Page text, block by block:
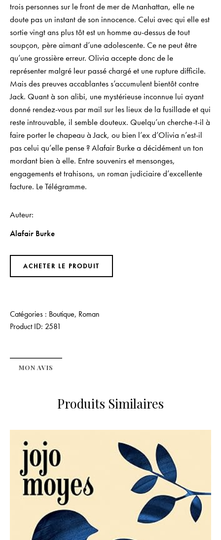
trois personnes sur le front de mer de Manhattan, elle ne
doute pas un instant de son innocence. Celui avec qui elle est
sortie vingt ans plus tôt est un homme au-dessus de tout
soupçon, père aimant d’une adolescente. Ce ne peut être
qu’une grossière erreur. Olivia accepte donc de le
représenter malgré leur passé chargé et une rupture difficile.
Mais des preuves accablantes s’accumulent bientôt contre
Jack. Quant à son alibi, une mystérieuse inconnue lui ayant
donné rendez-vous par mail sur les lieux de la fusillade et qui
reste introuvable, il semble douteux. Quelqu’un cherche-t-il à
faire porter le chapeau à Jack, ou bien l’ex d’Olivia n’est-il
pas celui qu’elle pense ? Alafair Burke a décidément un ton
mordant bien à elle. Entre souvenirs et mensonges,
engagements et trahisons, un roman judiciaire d’excellente
facture. Le Télégramme.
Auteur
Alafair Burke
ACHETER LE PRODUIT
Catégories : Boutique, Roman
Product ID: 2581
MON AVIS
Produits Similaires